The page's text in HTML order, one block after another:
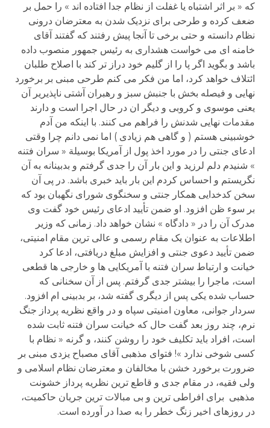
که « بر اثر اشتباه یا غفلت از نظام جدا افتاده اند » را حمل بر
ضعف کرده و طرحی برای نزدیک شدن به معترضان درونی
نظام دانسته و حتی برخی تا آنجا پیش رفتند که گفتند آقای
خامنه ای می خواست هشداری به رئیس جمهور منصوب داده
باشد و بگوید اگر پا را از گلیم خود دراز تر کند با اصلاح طلبان
ائتلاف خواهد کرد، اما من فکر می کنم طرحی مبنی بر برخورد
نهایی و فیصله بخش با جنبش سبز و رهبران آشتی ناپذیریر آن
یعنی موسوی و کروبی و دیگر ان در حال اجرا است و دارند
مقدمات نهایی شدنش را فراهم می کنند. با اینکه من آدم
خوشبینی هستم ( و گاهی هم زیادی ) اما نمی دانم چرا وقتی
ادعای جنتی را در مورد اخذ پول از آمریکا بوسیلة « سران فتنه
» شنیدم دلم لرزید و این بار آن را جدی گرفتم و بدبینانه به آن
نگریستم و احساس کردم این بار باید خبری باشد. در پی آن
سخن کدخدایی همکار جنتی و سخنگوی شورای نگهبان بود که
بر سوء ظن افزود. او ضمن تأیید ادعای رئیس خود گفت وی
مدرک آن را در « دادگاه » نشان خواهد داد. زمانی که وزیر
اطلاعات به عنوان یک مقام رسمی و عالی ترین مقام امنیتی،
ضمن تأیید دعوی جنتی و افزایش مبلغ دریافتی، ادعا کرد
خیانت و ارتباط سران فتنه با آمریکایی ها و خارجی ها قطعی
است، ماجرا را بیشتر جدی گرفتم. پس از آن سخنانی که
حساب شده یکی پس از دیگری گفته شد، بر بدبینی ام افزود.
سردار جوانی، معاون امنیتی سپاه و در واقع نظریه پرداز جنگ
نرم، چند روز بعد گفت حال که خیانت سران فتنه ثابت شده
است، افراد باید تکلیف خود را روشن کنند، و گرنه « نظام با
کسی شوخی ندارد »! فتوای مذهبی آقای مصباح یزدی مبنی بر
ضرورت برخورد خشن با مخالفان و معترضان نظام اسلامی و
ولی فقیه، در مقام جدی و قاطع ترین نظریه پرداز خشونت
مذهبی برای افراطی ترین و بی مبالات ترین جریان حاکمیت،
در روزهای اخیر زنگ خطر را به صدا در آورده است.